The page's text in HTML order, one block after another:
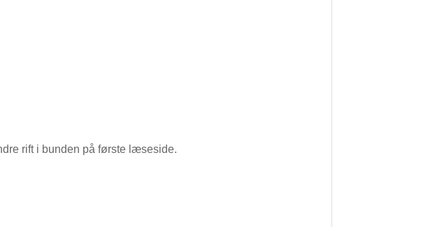
rift i bunden på første læseside.